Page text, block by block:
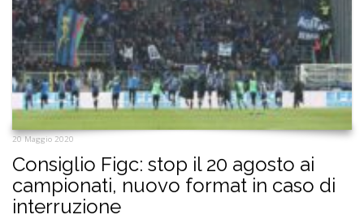
20 Maggio 2020
Consiglio Figc: stop il 20 agosto ai
campionati, nuovo format in caso di
interruzione